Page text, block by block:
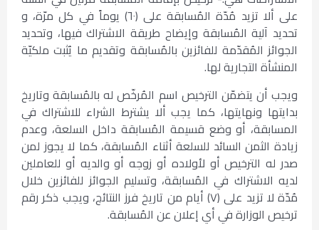
على ألا تزيد مُدّة المُسابقة على (٦٠) يوماً في كل مرّة، و
تحديد آلية المُسابقة وإيضاح طريقة الاشتراك فيها، وتحديد
الجوائز المُقدّمة للفائزين بالمُسابقة وتقديم ما يُثبت ملكيّة
المنشأة التجارية لها.
ويجب أن يتضمّن الترخيص اسم المُرخّص له بالمُسابقة وتاريخ
بدايتها ونهايتها، كما يجب ألا يشترط الشراء للاشتراك في
المسابقة، أو وضع قسيمة المُسابقة داخل السلعة، وعدم
زيادة الثمن السائد للسلعة أثناء المُسابقة، كما لا يجوز لمن
صدر له الترخيص أو لأولاده أو زوجه أو والديه أو للعاملين
لديه الاشتراك في المُسابقة، وتسليم الجوائز للفائزين خلال
مُدّة لا تزيد على (٧) أيام من تاريخ فرز النتائج، ويجب ذكر رقم
ترخيص الوزارة في أي إعلان عن المُسابقة.